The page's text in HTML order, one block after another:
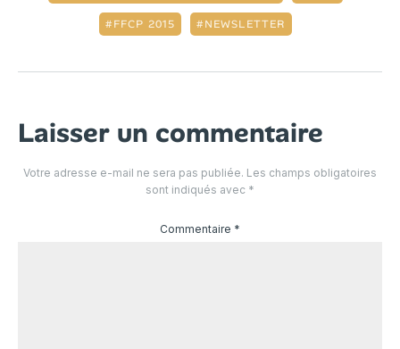
FFCP 2015 NEWSLETTER
Laisser un commentaire
Votre adresse e-mail ne sera pas publiée. Les champs obligatoires
sont indiqués avec *
Commentaire *